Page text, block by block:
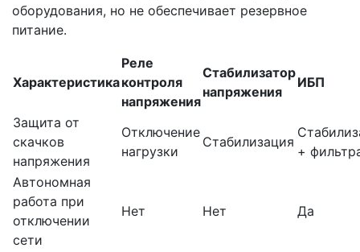
оборудования, но не обеспечивает резервное
питание.
Характеристика
Реле
контроля
напряжения
Стабилизатор
напряжения
ИБП
Защита от
скачков
напряжения
Отключение
нагрузки
Стабилизация
+
Автономная
работа при
отключении
сети
Нет Нет Да